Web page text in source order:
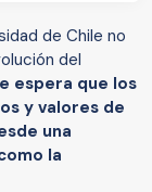
de Chile no
del
espera que los
y valores de
una
la